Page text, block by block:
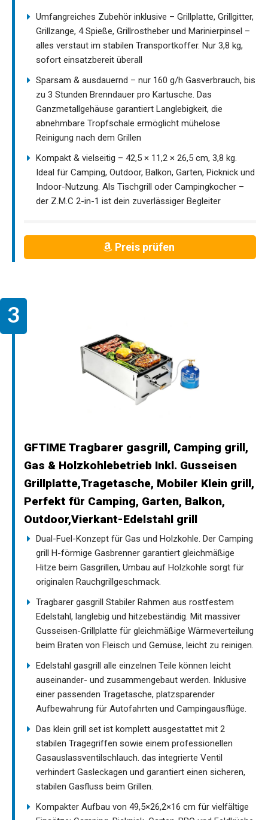
Umfangreiches Zubehör inklusive – Grillplatte, Grillgitter,
Grillzange, 4 Spieße, Grillrostheber und Marinierpinsel –
alles verstaut im stabilen Transportkoffer. Nur 3,8 kg,
sofort einsatzbereit überall
Sparsam & ausdauernd – nur 160 g/h Gasverbrauch, bis
zu 3 Stunden Brenndauer pro Kartusche. Das
Ganzmetallgehäuse garantiert Langlebigkeit, die
abnehmbare Tropfschale ermöglicht mühelose
Reinigung nach dem Grillen
Kompakt & vielseitig – 42,5 × 11,2 × 26,5 cm, 3,8 kg.
Ideal für Camping, Outdoor, Balkon, Garten, Picknick und
Indoor-Nutzung. Als Tischgrill oder Campingkocher –
der Z.M.C 2-in-1 ist dein zuverlässiger Begleiter
Preis prüfen
GFTIME Tragbarer gasgrill, Camping grill,
Gas & Holzkohlebetrieb Inkl. Gusseisen
Grillplatte,Tragetasche, Mobiler Klein grill,
Perfekt für Camping, Garten, Balkon,
Outdoor,Vierkant-Edelstahl grill
Dual-Fuel-Konzept für Gas und Holzkohle. Der Camping
grill H-förmige Gasbrenner garantiert gleichmäßige
Hitze beim Gasgrillen, Umbau auf Holzkohle sorgt für
originalen Rauchgrillgeschmack.
Tragbarer gasgrill Stabiler Rahmen aus rostfestem
Edelstahl, langlebig und hitzebeständig. Mit massiver
Gusseisen-Grillplatte für gleichmäßige Wärmeverteilung
beim Braten von Fleisch und Gemüse, leicht zu reinigen.
Edelstahl gasgrill alle einzelnen Teile können leicht
auseinander- und zusammengebaut werden. Inklusive
einer passenden Tragetasche, platzsparender
Aufbewahrung für Autofahrten und Campingausflüge.
Das klein grill set ist komplett ausgestattet mit 2
stabilen Tragegriffen sowie einem professionellen
Gasauslassventilschlauch. das integrierte Ventil
verhindert Gasleckagen und garantiert einen sicheren,
stabilen Gasfluss beim Grillen.
Kompakter Aufbau von 49,5×26,2×16 cm für vielfältige